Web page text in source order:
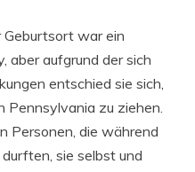
Geburtsort war ein
aber aufgrund der sich
entschied sie sich,
zu ziehen.
Personen, die während
sie selbst und